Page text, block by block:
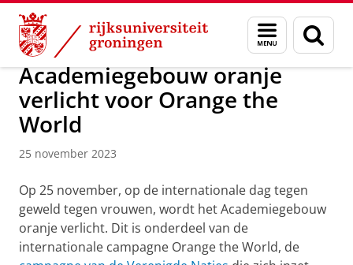
Skip
Content
Skip
Navigation
Menu
en
zoeken
Over ons Actueel Nieuws Nieuwsberichten
Academiegebouw oranje
verlicht voor Orange the
World
25 november 2023
Op 25 november, op de internationale dag tegen
geweld tegen vrouwen, wordt het Academiegebouw
oranje verlicht. Dit is onderdeel van de
internationale campagne Orange the World, de